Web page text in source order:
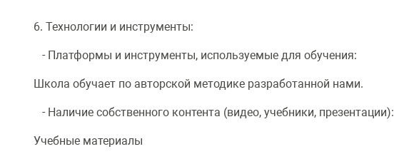
6. Технологии и инструменты:
- Платформы и инструменты, используемые для обучения:
Школа обучает по авторской методике разработанной нами.
- Наличие собственного контента (видео, учебники, презентации):
Учебные материалы